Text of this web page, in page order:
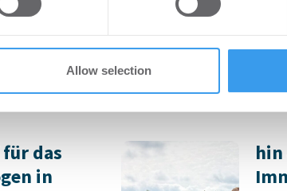
or that they’ve collected from your use of their
Allow selection
nicht
kostenlosen
-03.07.2026
Möhrle Happ Luther hat die
der Übernahme des Greet
das
in
hin